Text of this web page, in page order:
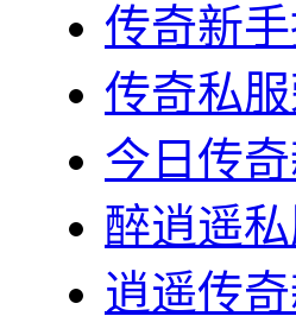
传奇新
传奇私
今日传
醉逍遥
逍遥传